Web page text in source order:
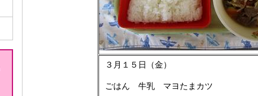
３月１５日（金）
ごはん 牛乳 マヨたまカツ